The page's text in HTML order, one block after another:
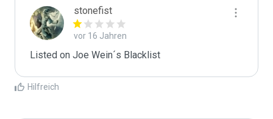
stonefist
vor 16 Jahren
Listed on Joe Wein´s Blacklist
Hilfreich